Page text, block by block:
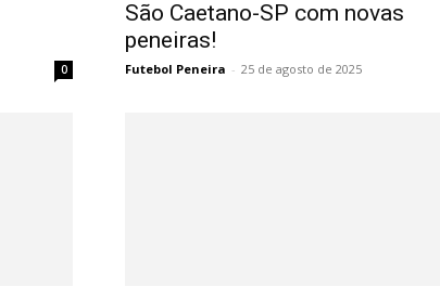
0
São Caetano-SP com novas
peneiras!
Futebol Peneira - 25 de agosto de 2025